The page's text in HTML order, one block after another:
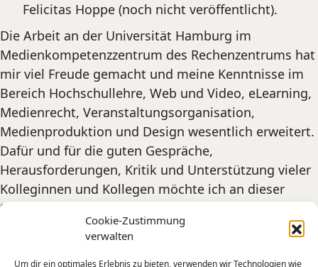
Cookie-Zustimmung
verwalten
Um dir ein optimales Erlebnis zu bieten, verwenden wir Technologien wie
Felicitas Hoppe (noch nicht veröffentlicht).
Die Arbeit an der Universität Hamburg im
Medienkompetenzzentrum des Rechenzentrums hat
mir viel Freude gemacht und meine Kenntnisse im
Bereich Hochschullehre, Web und Video, eLearning,
Medienrecht, Veranstaltungsorganisation,
Medienproduktion und Design wesentlich erweitert.
Dafür und für die guten Gespräche,
Herausforderungen, Kritik und Unterstützung vieler
Kolleginnen und Kollegen möchte ich an dieser
Stelle nochmal meinen Dank aussprechen. Macht